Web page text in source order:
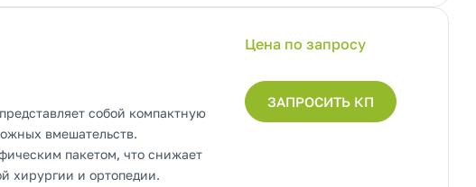
Цена по запросу
ЗАПРОСИТЬ КП
собой компактную
вмешательств.
пакетом, что снижает
хирургии и ортопедии.